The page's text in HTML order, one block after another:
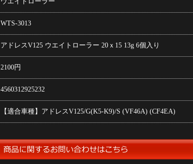
WTS-3013
アドレスV125 ウエイトローラー 20ｘ15 13g 6個入り
2100円
4560312925232
【適合車種】アドレスV125/G(K5-K9)/S (VF46A) (CF4EA)